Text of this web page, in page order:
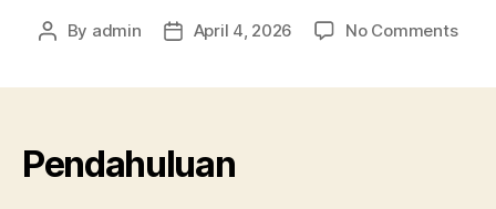
Post
By admin
PostApril 4, 2026 No Commentson
Pendahuluan